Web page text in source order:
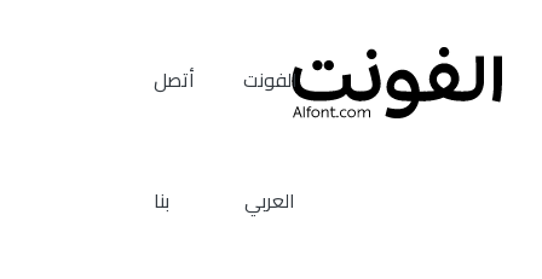
الفونت
العربي
أتصل
بنا